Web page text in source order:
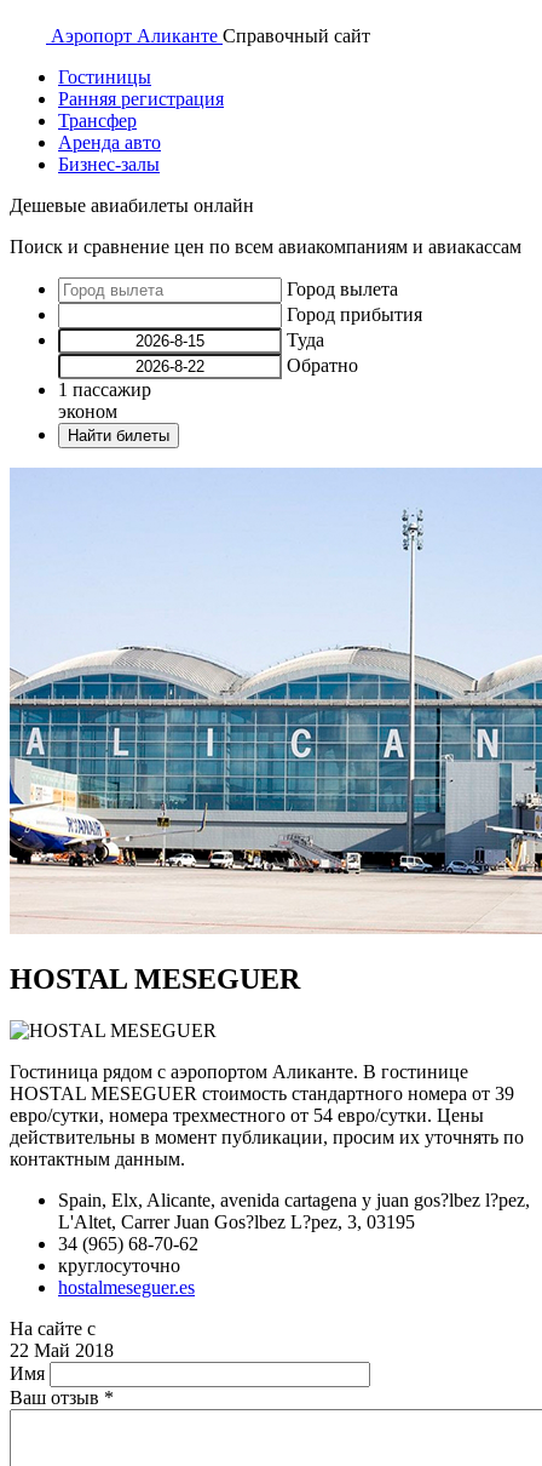
Аэропорт Аликанте Справочный сайт
Гостиницы
Ранняя регистрация
Трансфер
Аренда авто
Бизнес-залы
Дешевые авиабилеты онлайн
Поиск и сравнение цен по всем авиакомпаниям и авиакассам
Город вылета
Город прибытия
Туда
Обратно
1 пассажир
эконом
Найти билеты
HOSTAL MESEGUER
Гостиница рядом с аэропортом Аликанте. В гостинице
HOSTAL MESEGUER стоимость стандартного номера от 39
евро/сутки, номера трехместного от 54 евро/сутки. Цены
действительны в момент публикации, просим их уточнять по
контактным данным.
Spain, Elx, Alicante, avenida cartagena y juan gos?lbez l?pez,
L'Altet, Carrer Juan Gos?lbez L?pez, 3, 03195
34 (965) 68-70-62
круглосуточно
hostalmeseguer.es
На сайте с
22 Май 2018
Имя
Ваш отзыв *